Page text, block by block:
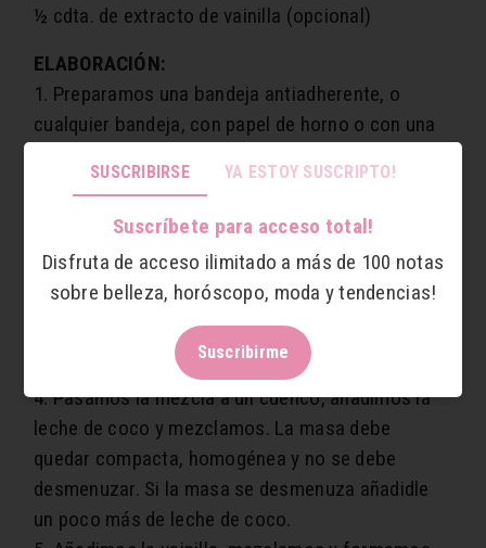
½ cdta. de extracto de vainilla (opcional)
ELABORACIÓN:
1. Preparamos una bandeja antiadherente, o
cualquier bandeja, con papel de horno o con una
2. Ponemos el coco rallado en un batidor de mano
para picarlo un poco más y dejarlo lo más fino
3. Añadimos el azúcar de coco. Podés usar
cualquier tipo de azúcar, pero preferiblemente
que no sea refinada para cumplir con los
lineamientos de la alimentación paleo.
4. Pasamos la mezcla a un cuenco, añadimos la
leche de coco y mezclamos. La masa debe
quedar compacta, homogénea y no se debe
desmenuzar. Si la masa se desmenuza añadidle
un poco más de leche de coco.
SUSCRIBIRSE YA ESTOY SUSCRIPTO!
Suscríbete para acceso total!
Disfruta de acceso ilimitado a más de 100 notas
sobre belleza, horóscopo, moda y tendencias!
Suscribirme